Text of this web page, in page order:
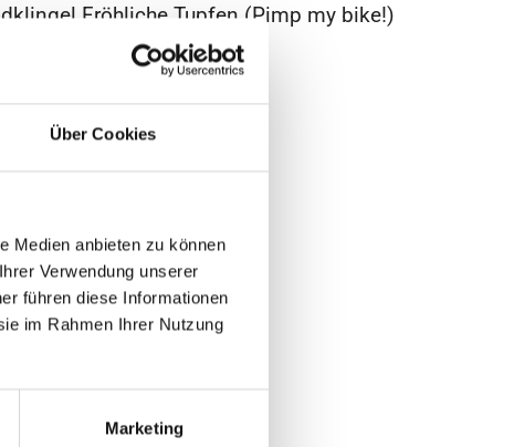
Über Cookies
Medien anbieten zu können
Verwendung unserer
führen diese Informationen
im Rahmen Ihrer Nutzung
Marketing
Fröhliche Tupfen (Pimp my bike!)
Kunststoff und Silikon